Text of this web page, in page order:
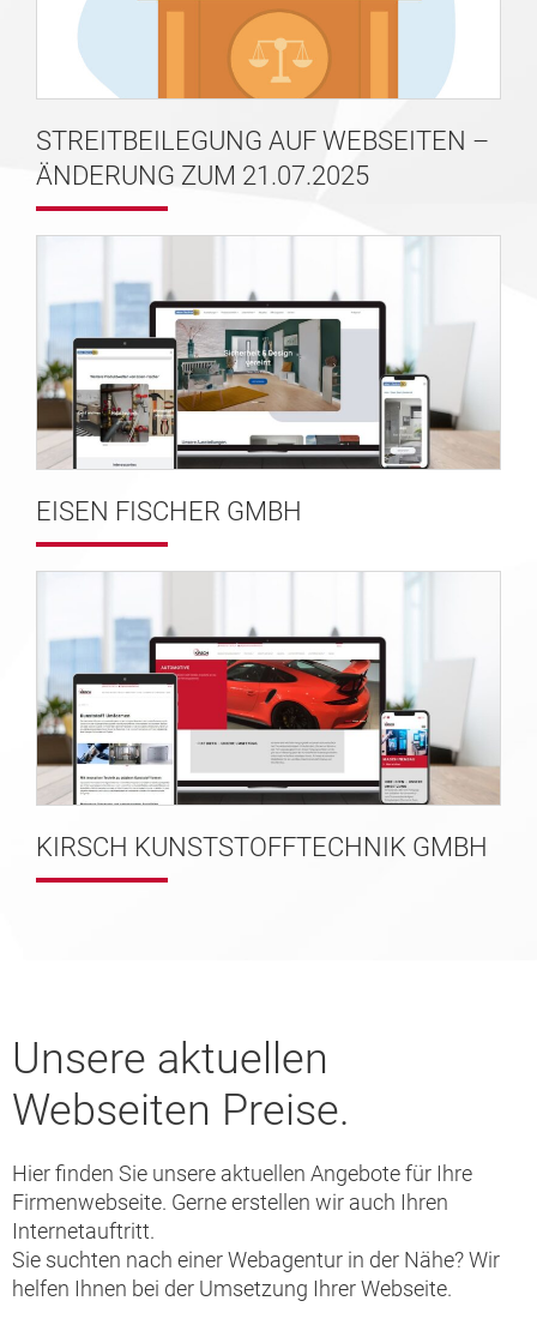
STREITBEILEGUNG AUF WEBSEITEN –
ÄNDERUNG ZUM 21.07.2025
EISEN FISCHER GMBH
KIRSCH KUNSTSTOFFTECHNIK GMBH
Unsere aktuellen
Webseiten Preise.
Hier finden Sie unsere aktuellen Angebote für Ihre
Firmenwebseite. Gerne erstellen wir auch Ihren
Internetauftritt.
Sie suchten nach einer Webagentur in der Nähe? Wir
helfen Ihnen bei der Umsetzung Ihrer Webseite.